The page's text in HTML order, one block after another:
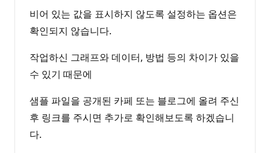
비어 있는 값을 표시하지 않도록 설정하는 옵션은
확인되지 않습니다.
작업하신 그래프와 데이터, 방법 등의 차이가 있을
수 있기 때문에
샘플 파일을 공개된 카페 또는 블로그에 올려 주신
후 링크를 주시면 추가로 확인해보도록 하겠습니
다.